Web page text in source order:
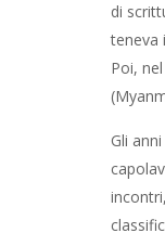
di
teneva
Poi,
Gli